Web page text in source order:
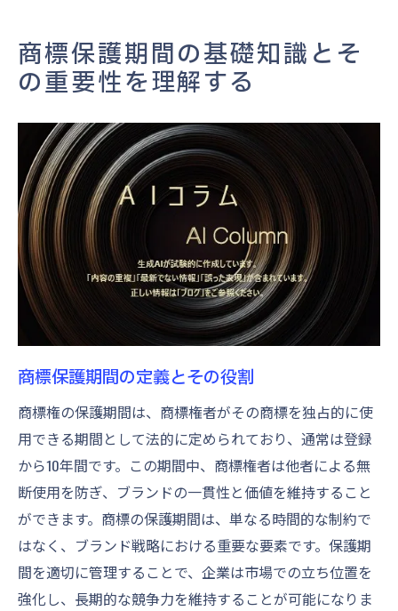
商標保護期間を知らないことによるリスク
商標の保護期間を管理するための最適な方法と
は
商標管理ソフトウェアの導入
専門家による商標管理支援の活用
商標保護期間の一覧表作成方法
商標管理における定期的なレビューの重要
性
商標ポートフォリオの効果的な管理戦略
商標保護におけるグローバルな視点
限管理
商標更新期限のリマインダー設定法
商標更新プロセスのステップバイステップ
ガイド
商標権更新申請に必要な書類と手続き
商標更新における費用対効果の考慮
商標更新期限を管理するためのベストプラ
クティス
商標保護期間の基礎知識とそ
の重要性を理解する
商標保護期間の定義とその役割
商標権の保護期間は、商標権者がその商標を独占的に使
用できる期間として法的に定められており、通常は登録
から10年間です。この期間中、商標権者は他者による無
断使用を防ぎ、ブランドの一貫性と価値を維持すること
ができます。商標の保護期間は、単なる時間的な制約で
はなく、ブランド戦略における重要な要素です。保護期
間を適切に管理することで、企業は市場での立ち位置を
強化し、長期的な競争力を維持することが可能になりま